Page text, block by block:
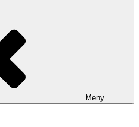
Meny